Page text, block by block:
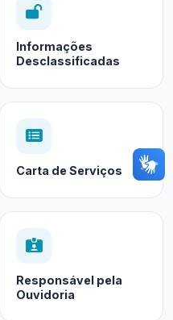
Informações
Desclassificadas
Carta de Serviços
Responsável pela
Ouvidoria